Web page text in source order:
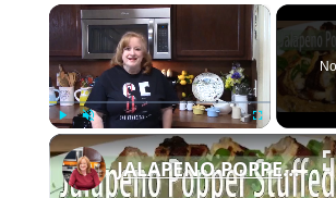
×
Unmute Fullscreen
JALAPENO POPPER STUFFED CHICKEN | TURNING AN APPETIZER INTO DINNER